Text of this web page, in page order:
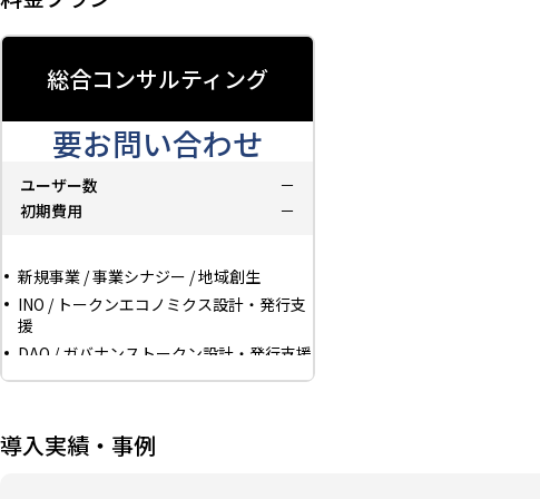
総合コンサルティング
要お問い合わせ
ユーザー数
－
初期費用
－
新規事業 / 事業シナジー / 地域創生
INO / トークンエコノミクス設計・発行支
援
DAO / ガバナンストークン設計・発行支援
現実資産（RWA）の設計・発行支援
導入実績・事例